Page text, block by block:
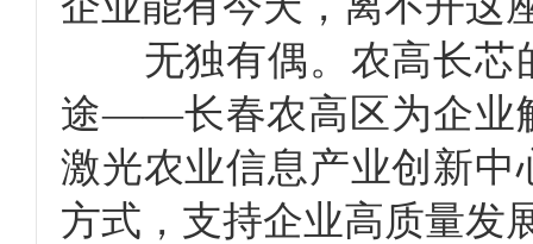
无独有偶。农高长芯
途——长春农高区为企业
激光农业信息产业创新
方式，支持企业高质量发